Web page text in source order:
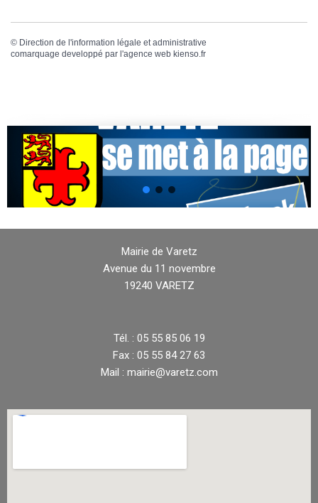
© Direction de l'information légale et administrative
comarquage developpé par l'agence web kienso.fr
Mairie de Varetz
Avenue du 11 novembre
19240 VARETZ
Tél. : 05 55 85 06 19
Fax : 05 55 84 27 63
Mail : mairie@varetz.com